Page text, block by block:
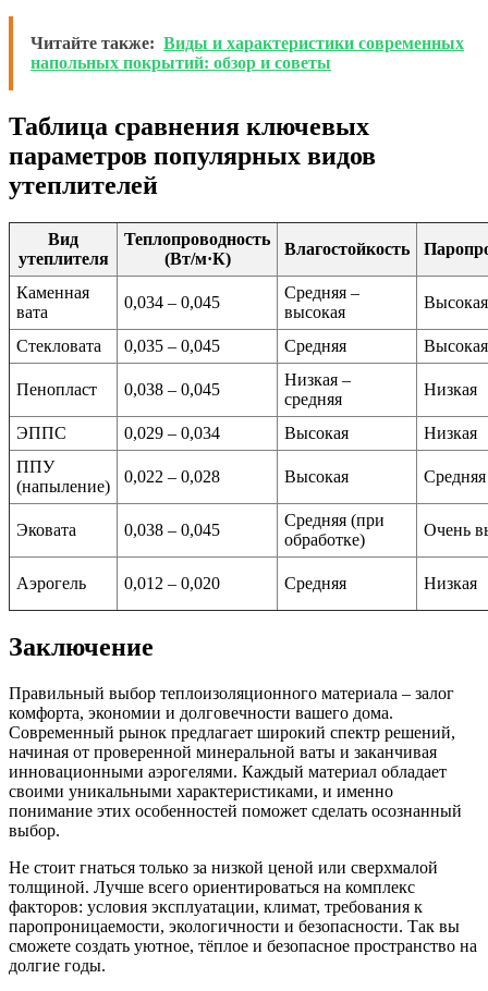
Читайте также: Виды и характеристики современных
напольных покрытий: обзор и советы
Таблица сравнения ключевых
параметров популярных видов
утеплителей
Вид
утеплителя
Теплопроводность
(Вт/м·К)
Влагостойкость
Каменная
вата
0,034 – 0,045
Средняя –
высокая
Высокая
Стекловата 0,035 – 0,045 Средняя Высокая
Пенопласт 0,038 – 0,045
Низкая –
средняя
Низкая
ЭППС 0,029 – 0,034 Высокая
Низкая
ППУ
(напыление)
0,022 – 0,028 Высокая Средняя
Эковата 0,038 – 0,045
Средняя (при
обработке)
Очень
Аэрогель 0,012 – 0,020 Средняя Низкая
Заключение
Правильный выбор теплоизоляционного материала – залог
комфорта, экономии и долговечности вашего дома.
Современный рынок предлагает широкий спектр решений,
начиная от проверенной минеральной ваты и заканчивая
инновационными аэрогелями. Каждый материал обладает
своими уникальными характеристиками, и именно
понимание этих особенностей поможет сделать осознанный
выбор.
Не стоит гнаться только за низкой ценой или сверхмалой
толщиной. Лучше всего ориентироваться на комплекс
факторов: условия эксплуатации, климат, требования к
паропроницаемости, экологичности и безопасности. Так вы
сможете создать уютное, тёплое и безопасное пространство на
долгие годы.